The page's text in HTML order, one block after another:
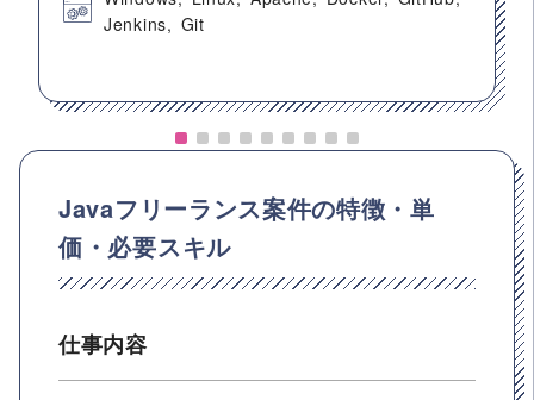
Jenkins
Git
Javaフリーランス案件の特徴・単
価・必要スキル
仕事内容